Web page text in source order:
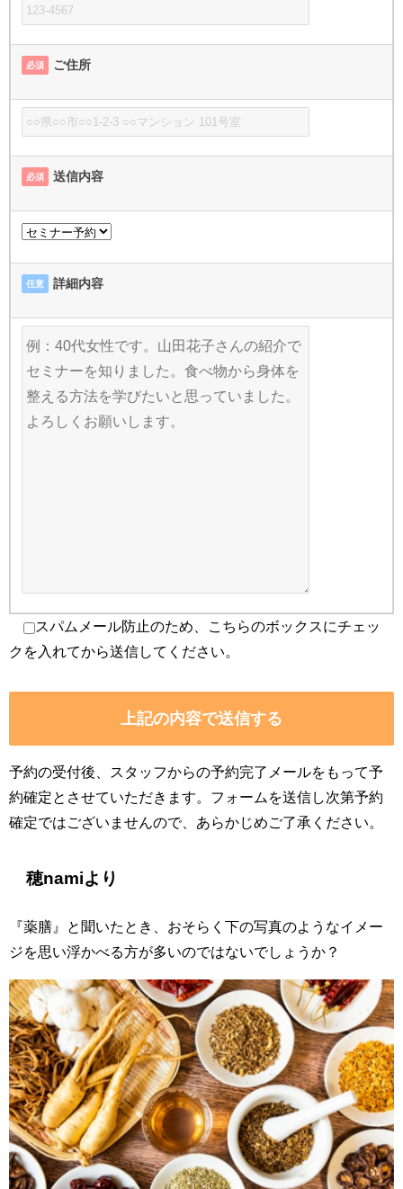
必須 ご住所
必須 送信内容
任意 詳細内容
スパムメール防止のため、こちらのボックスにチェッ
クを入れてから送信してください。
予約の受付後、スタッフからの予約完了メールをもって予
約確定とさせていただきます。フォームを送信し次第予約
確定ではございませんので、あらかじめご了承ください。
穂namiより
『薬膳』と聞いたとき、おそらく下の写真のようなイメー
ジを思い浮かべる方が多いのではないでしょうか？